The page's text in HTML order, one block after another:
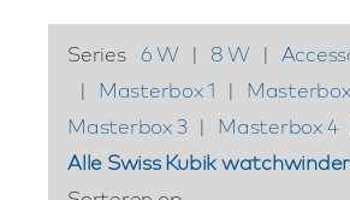
Series 6 W | 8 W |
|
Masterbox 1 |
Masterbox 3 | Masterbox 4
Alle Swiss Kubik